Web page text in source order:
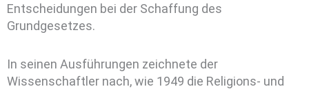
Entscheidungen bei der Schaffung des
Grundgesetzes.
In seinen Ausführungen zeichnete der
Wissenschaftler nach, wie 1949 die Religions- und